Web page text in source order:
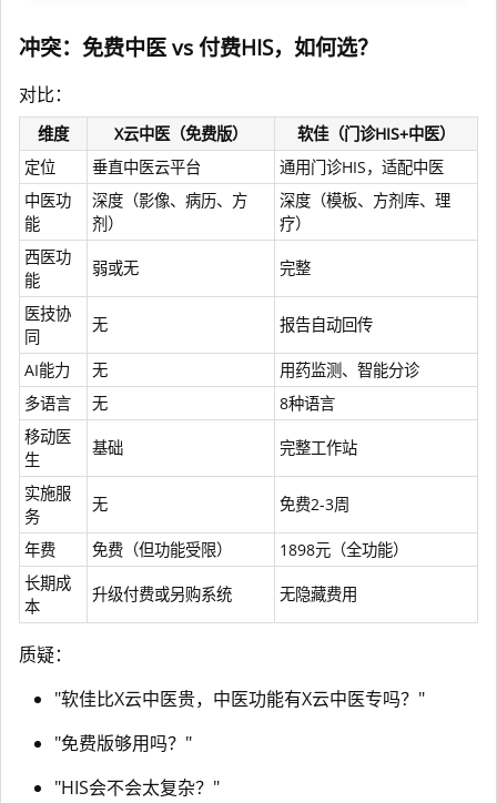
冲突：免费中医 vs 付费HIS，如何选？
对比：
维度 X云中医（免费版）
软佳（门诊HIS+中医）
定位
垂直中医云平台
通用门诊HIS，适配中医
中医功
能
深度（影像、病历、方
剂）
深度（模板、方剂库、理
疗）
西医功
能
弱或无 完整
医技协
同
无 报告自动回传
AI能力 无
用药监测、智能分诊
多语言
无
8种语言
移动医
生
基础 完整工作站
实施服
务
无 免费2-3周
年费 免费（但功能受限）
1898元（全功能）
长期成
本
升级付费或另购系统 无隐藏费用
质疑：
"软佳比X云中医贵，中医功能有X云中医专吗？"
"免费版够用吗？"
"HIS会不会太复杂？"